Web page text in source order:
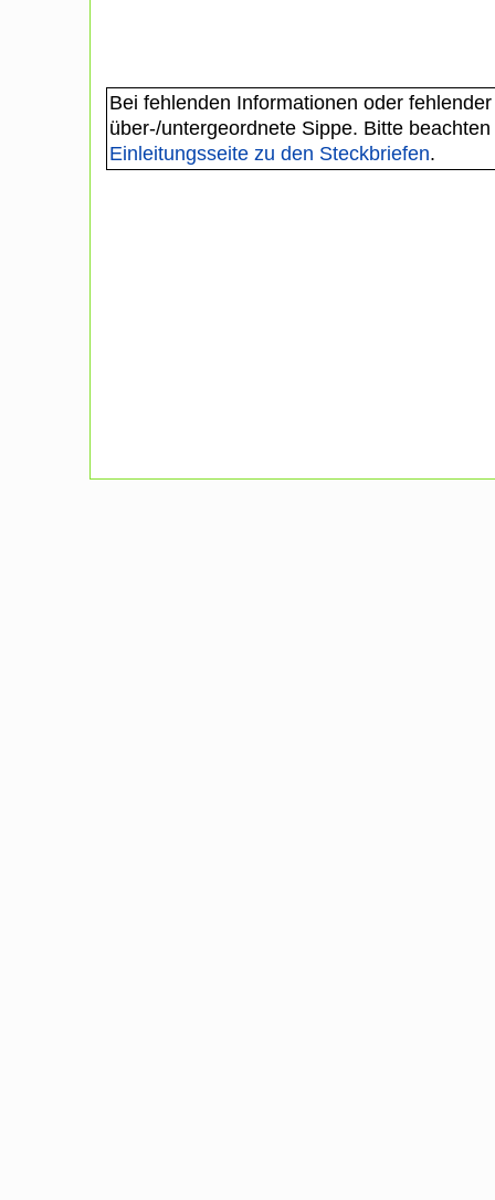
Bei fehlenden Informationen oder
über-/untergeordnete Sippe. Bitte
Einleitungsseite zu den Steckbriefen.